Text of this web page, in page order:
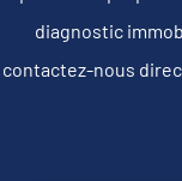
diagnostic
contactez-nous